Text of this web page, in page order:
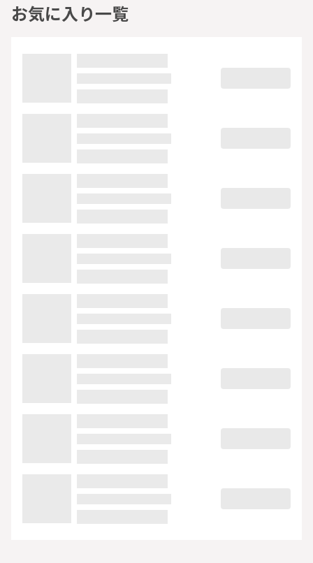
お気に入り一覧